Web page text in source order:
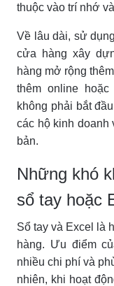
thuộc vào trí nhớ
Về lâu dài, sử
cửa hàng xây
hàng mở rộng
thêm online
không phải bắt
các hộ kinh doanh
bản.
Những khó
sổ tay hoặc
Sổ tay và Excel là
hàng. Ưu điểm
nhiều chi phí và
nhiên, khi hoạt